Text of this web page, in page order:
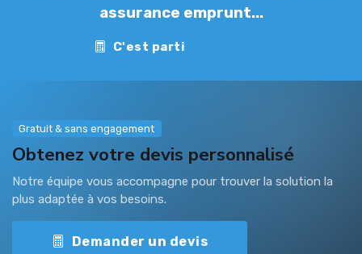
assurance emprunt...
C'est parti
Gratuit & sans engagement
Obtenez votre devis personnalisé
Notre équipe vous accompagne pour trouver la solution la
plus adaptée à vos besoins.
Demander un devis